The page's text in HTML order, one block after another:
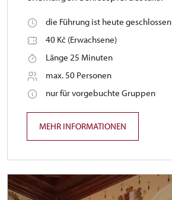
die Führung ist heute geschlossen
40 Kč (Erwachsene)
Länge 25 Minuten
max. 50 Personen
nur für vorgebuchte Gruppen
MEHR INFORMATIONEN